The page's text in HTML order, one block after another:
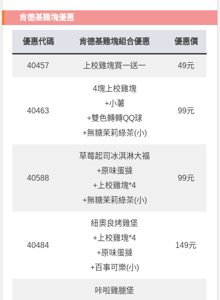
肯德基雞塊優惠
優惠代碼 肯德基雞塊組合優惠 優惠價
40457 上校雞塊買一送一 49元
40463
4塊上校雞塊
+小薯
+雙色轉轉QQ球
+無糖茉莉綠茶(小)
99元
40588
草莓起司冰淇淋大福
+原味蛋撻
+上校雞塊*4
+無糖茉莉綠茶(小)
99元
40484
紐奧良烤雞堡
+上校雞塊*4
+原味蛋撻
+百事可樂(小)
149元
咔啦雞腿堡